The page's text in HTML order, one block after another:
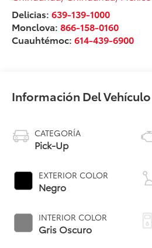
Delicias:639-139-1000
Monclova:866-158-0160
Cuauhtémoc:614-439-6900
Información Del Vehículo
CATEGORÍA
Pick-Up
EXTERIOR COLOR
Negro
INTERIOR COLOR
Gris Oscuro